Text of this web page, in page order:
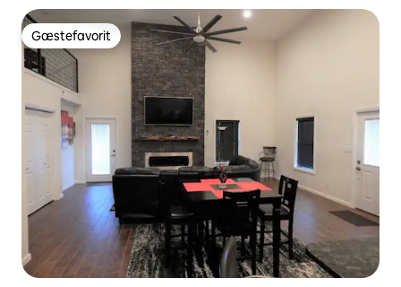
Gæstefavorit
Gæstefavorit